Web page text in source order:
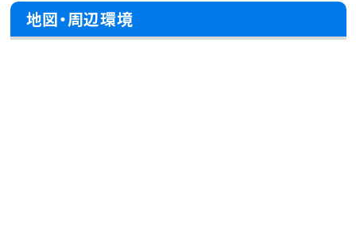
地図・周辺環境